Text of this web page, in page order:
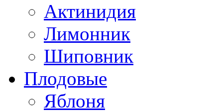
Актинидия
Лимонник
Шиповник
Плодовые
Яблоня